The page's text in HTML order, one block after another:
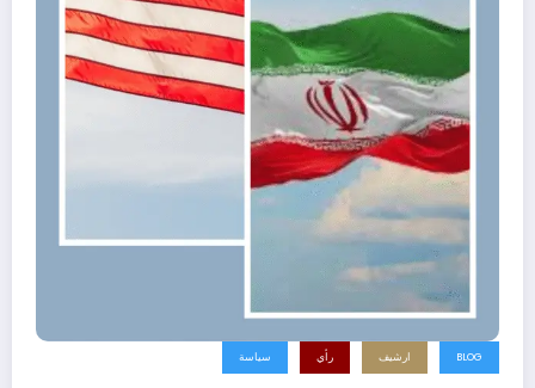
BLOG ارشيف رأي سياسة